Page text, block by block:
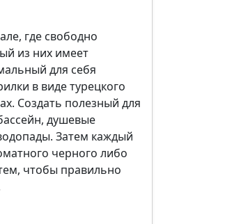
где свободно
из них имеет
для себя
в виде турецкого
Создать полезный для
душевые
Затем каждый
черного либо
чтобы правильно